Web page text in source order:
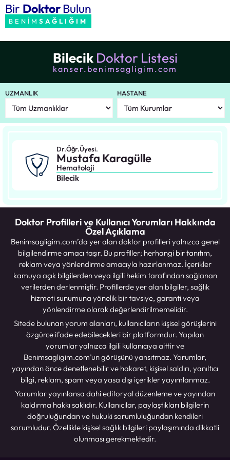
Bir DoktorBulun
BENİM SAĞLIĞIM
Bilecik Doktor Listesi
kanser.benimsagligim.com
UZMANLIK HASTANE
Dr.Öğr.Üyesi.
Mustafa Karagülle
Hematoloji
Bilecik
Doktor Profilleri ve Kullanıcı Yorumları Hakkında
Özel Açıklama
Benimsagligim.com’da yer alan doktor profilleri yalnızca genel
bilgilendirme amacı taşır. Bu profiller; herhangi bir tanıtım,
reklam veya yönlendirme amacıyla hazırlanmaz. İçerikler
kamuya açık bilgilerden veya ilgili hekim tarafından sağlanan
verilerden derlenmiştir. Profillerde yer alan bilgiler, sağlık
hizmeti sunumuna yönelik bir tavsiye, garanti veya
yönlendirme olarak değerlendirilmemelidir.
Sitede bulunan yorum alanları, kullanıcıların kişisel görüşlerini
özgürce ifade edebilecekleri bir platformdur. Yapılan
yorumlar yalnızca ilgili kullanıcıya aittir ve
Benimsagligim.com’un görüşünü yansıtmaz. Yorumlar,
yayından önce denetlenebilir ve hakaret, kişisel saldırı, yanıltıcı
bilgi, reklam, spam veya yasa dışı içerikler yayımlanmaz.
Yorumlar yayınlansa dahi editoryal düzenleme ve yayından
kaldırma hakkı saklıdır. Kullanıcılar, paylaştıkları bilgilerin
doğruluğundan ve hukuki sorumluluğundan kendileri
sorumludur. Özellikle kişisel sağlık bilgileri paylaşımında dikkatli
olunması gerekmektedir.